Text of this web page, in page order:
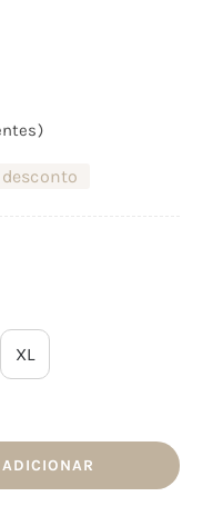
desconto
XL
ADICIONAR